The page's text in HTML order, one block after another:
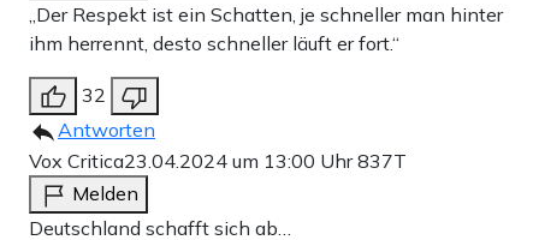
„Der Respekt ist ein Schatten, je schneller man hinter
ihm herrennt, desto schneller läuft er fort.“
32
Antworten
Vox Critica23.04.2024 um 13:00 Uhr837T
Melden
Deutschland schafft sich ab…